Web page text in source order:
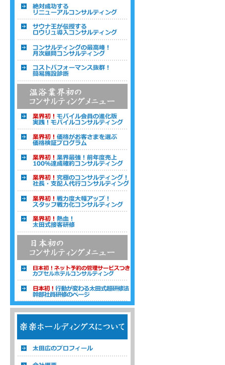
温浴経営コンサルタント 株式会社楽楽ホ